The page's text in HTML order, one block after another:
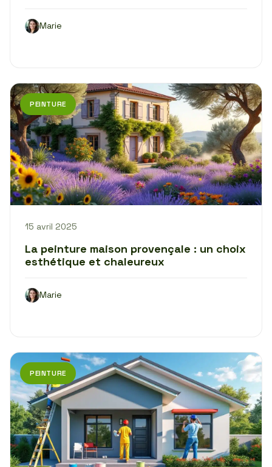
Marie
PEINTURE
15 avril 2025
La peinture maison provençale : un choix
esthétique et chaleureux
Marie
PEINTURE